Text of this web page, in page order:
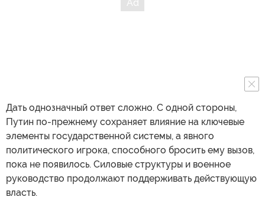
Дать однозначный ответ сложно. С одной стороны,
Путин по-прежнему сохраняет влияние на ключевые
элементы государственной системы, а явного
политического игрока, способного бросить ему вызов,
пока не появилось. Силовые структуры и военное
руководство продолжают поддерживать действующую
власть.